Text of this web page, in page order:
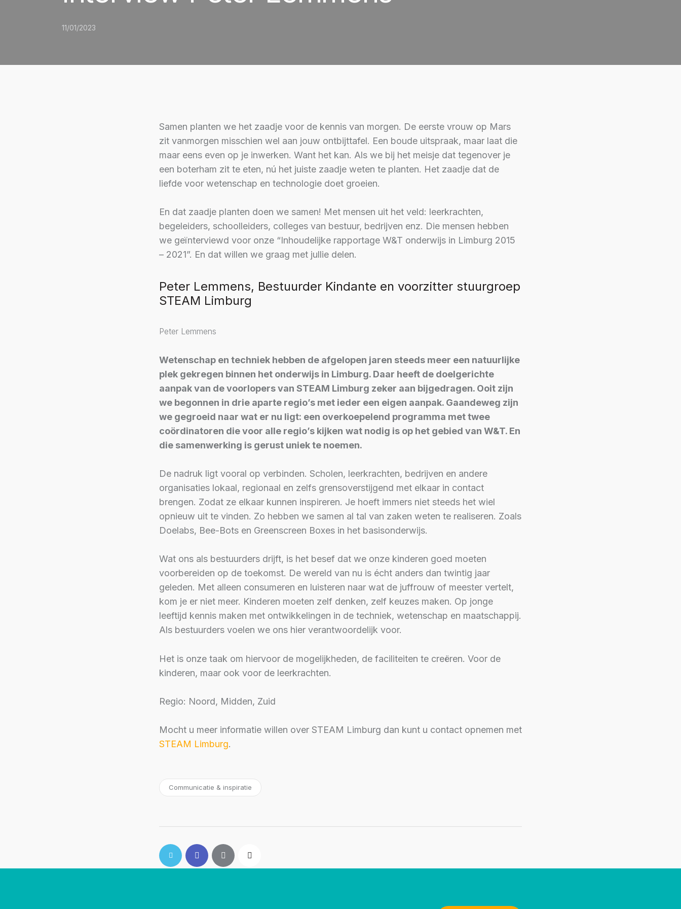
11/01/2023
Samen planten we het zaadje voor de kennis van morgen. De eerste vrouw op Mars
zit vanmorgen misschien wel aan jouw ontbijttafel. Een boude uitspraak, maar laat die
maar eens even op je inwerken. Want het kan. Als we bij het meisje dat tegenover je
een boterham zit te eten, nú het juiste zaadje weten te planten. Het zaadje dat de
liefde voor wetenschap en technologie doet groeien.
En dat zaadje planten doen we samen! Met mensen uit het veld: leerkrachten,
begeleiders, schoolleiders, colleges van bestuur, bedrijven enz. Die mensen hebben
we geïnterviewd voor onze “Inhoudelijke rapportage W&T onderwijs in Limburg 2015
– 2021”. En dat willen we graag met jullie delen.
Peter Lemmens, Bestuurder Kindante en voorzitter stuurgroep
STEAM Limburg
Peter Lemmens
Wetenschap en techniek hebben de afgelopen jaren steeds meer een natuurlijke
plek gekregen binnen het onderwijs in Limburg. Daar heeft de doelgerichte
aanpak van de voorlopers van STEAM Limburg zeker aan bijgedragen. Ooit zijn
we begonnen in drie aparte regio’s met ieder een eigen aanpak. Gaandeweg zijn
we gegroeid naar wat er nu ligt: een overkoepelend programma met twee
coördinatoren die voor alle regio’s kijken wat nodig is op het gebied van W&T. En
die samenwerking is gerust uniek te noemen.
De nadruk ligt vooral op verbinden. Scholen, leerkrachten, bedrijven en andere
organisaties lokaal, regionaal en zelfs grensoverstijgend met elkaar in contact
brengen. Zodat ze elkaar kunnen inspireren. Je hoeft immers niet steeds het wiel
opnieuw uit te vinden. Zo hebben we samen al tal van zaken weten te realiseren. Zoals
Doelabs, Bee-Bots en Greenscreen Boxes in het basisonderwijs.
Wat ons als bestuurders drijft, is het besef dat we onze kinderen goed moeten
voorbereiden op de toekomst. De wereld van nu is écht anders dan twintig jaar
geleden. Met alleen consumeren en luisteren naar wat de juffrouw of meester vertelt,
kom je er niet meer. Kinderen moeten zelf denken, zelf keuzes maken. Op jonge
leeftijd kennis maken met ontwikkelingen in de techniek, wetenschap en maatschappij.
Als bestuurders voelen we ons hier verantwoordelijk voor.
Het is onze taak om hiervoor de mogelijkheden, de faciliteiten te creëren. Voor de
kinderen, maar ook voor de leerkrachten.
Regio: Noord, Midden, Zuid
Mocht u meer informatie willen over STEAM Limburg dan kunt u contact opnemen met
STEAM Limburg.
Communicatie & inspiratie